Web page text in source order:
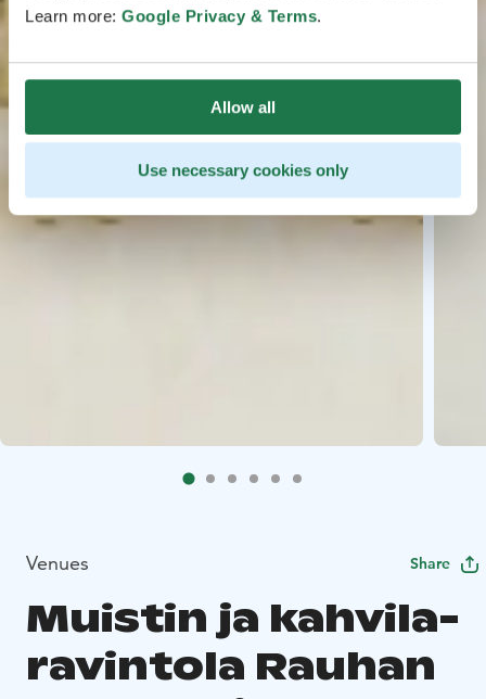
Learn more: Google Privacy & Terms.
Allow all
Use necessary cookies only
Venues Share
Muistin ja kahvila-
ravintola Rauhan